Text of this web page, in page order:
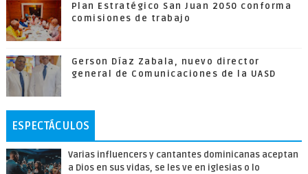
Plan Estratégico San Juan 2050 conforma
comisiones de trabajo
Gerson Díaz Zabala, nuevo director
general de Comunicaciones de la UASD
ESPECTÁCULOS
Varias influencers y cantantes dominicanas aceptan
a Dios en sus vidas, se les ve en iglesias o lo